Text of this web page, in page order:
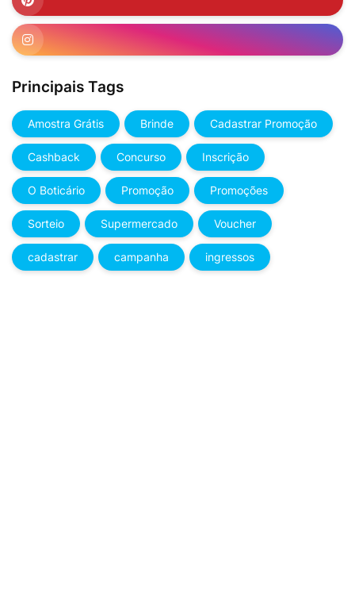
Principais Tags
Amostra Grátis Brinde Cadastrar Promoção
Cashback Concurso Inscrição
O Boticário Promoção Promoções
Sorteio Supermercado Voucher
cadastrar campanha ingressos